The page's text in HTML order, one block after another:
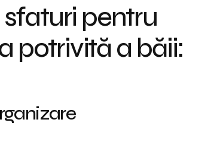
pentru
potrivită a băii: